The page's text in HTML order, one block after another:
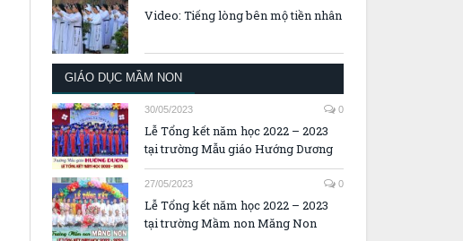
Video: Tiếng lòng bên mộ tiền nhân
GIÁO DỤC MẦM NON
30/05/2023 0
Lễ Tổng kết năm học 2022 – 2023
tại trường Mẫu giáo Hướng Dương
27/05/2023 0
Lễ Tổng kết năm học 2022 – 2023
tại trường Mầm non Măng Non